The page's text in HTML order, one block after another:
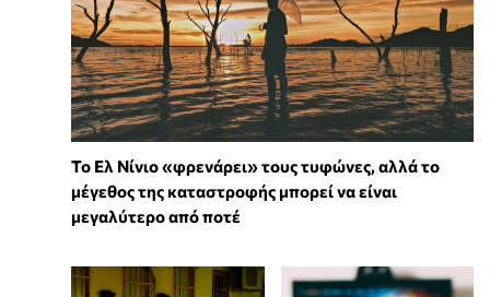
Το Ελ Νίνιο «φρενάρει» τους τυφώνες, αλλά το
μέγεθος της καταστροφής μπορεί να είναι
μεγαλύτερο από ποτέ